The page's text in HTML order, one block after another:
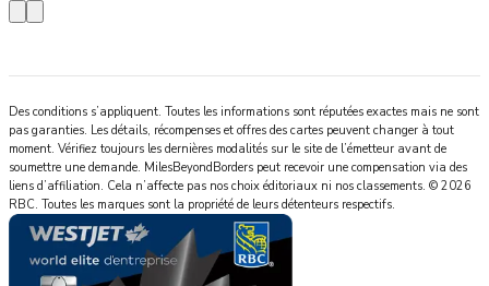
Des conditions s’appliquent. Toutes les informations sont réputées exactes mais ne sont
pas garanties. Les détails, récompenses et offres des cartes peuvent changer à tout
moment. Vérifiez toujours les dernières modalités sur le site de l’émetteur avant de
soumettre une demande. MilesBeyondBorders peut recevoir une compensation via des
liens d’affiliation. Cela n’affecte pas nos choix éditoriaux ni nos classements. © 2026
RBC. Toutes les marques sont la propriété de leurs détenteurs respectifs.